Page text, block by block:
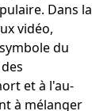
Dans la
vidéo,
du
et à l'au-
à mélanger